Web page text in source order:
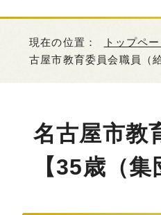
現在の位置： トップペ
古屋市教育委員会職員（
名古屋市教
【35歳（